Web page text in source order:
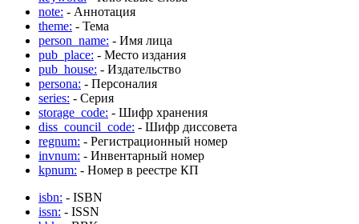
note: - Аннотация
theme: - Тема
person_name: - Имя лица
pub_place: - Место издания
pub_house: - Издательство
persona: - Персоналия
series: - Серия
storage_code: - Шифр хранения
diss_council_code: - Шифр диссовета
regnum: - Регистрационный номер
invnum: - Инвентарный номер
kpnum: - Номер в реестре КП
isbn: - ISBN
issn: - ISSN